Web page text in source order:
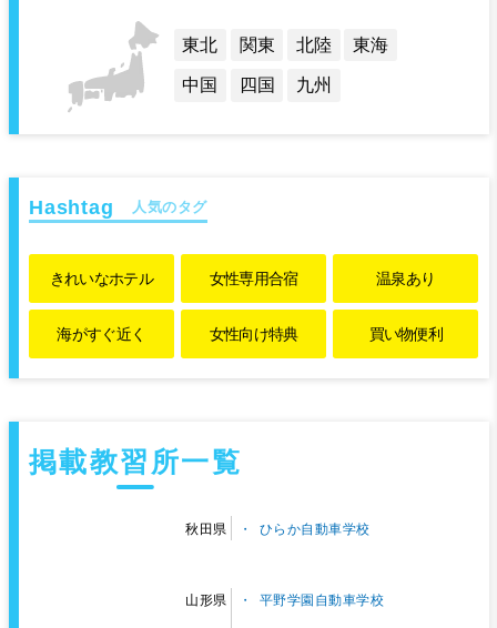
東北 関東 北陸
東海
中国
四国 九州
人気のタグ
きれいなホテル 女性専用合宿 温泉あり
海がすぐ近く 女性向け特典 買い物便利
掲載教習所一覧
秋田県 ひらか自動車学校
山形県 平野学園自動車学校